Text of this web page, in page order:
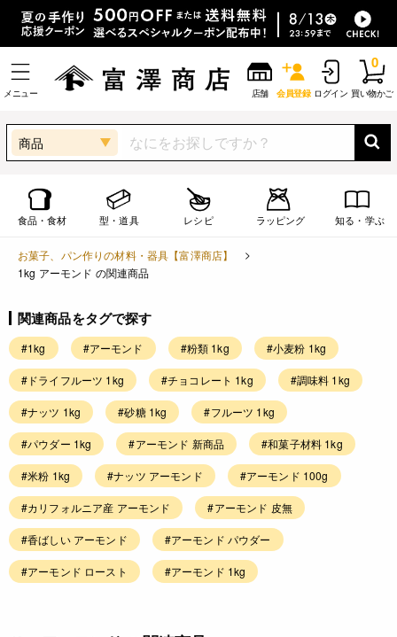
メニュー 店舗 会員登録 ログイン 買い物かご
0
商品
食品・食材 型・道具 レシピ ラッピング 知る・学ぶ
お菓子、パン作りの材料・器具【富澤商店】
1kg アーモンド の関連商品
関連商品をタグで探す
#1kg #アーモンド #粉類 1kg #小麦粉 1kg
#ドライフルーツ 1kg #チョコレート 1kg #調味料 1kg
#ナッツ 1kg #砂糖 1kg #フルーツ 1kg
#パウダー 1kg #アーモンド 新商品 #和菓子材料 1kg
#米粉 1kg #ナッツ アーモンド #アーモンド 100g
#カリフォルニア産 アーモンド #アーモンド 皮無
#香ばしい アーモンド #アーモンド パウダー
#アーモンド ロースト #アーモンド 1kg